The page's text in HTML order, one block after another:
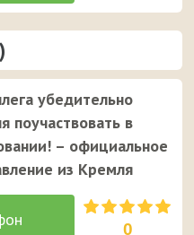
убедительно
поучаствовать в
– официальное
из Кремля
0